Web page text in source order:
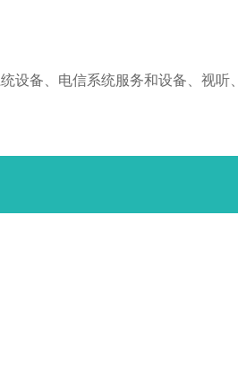
备、电信系统服务和设备、视听